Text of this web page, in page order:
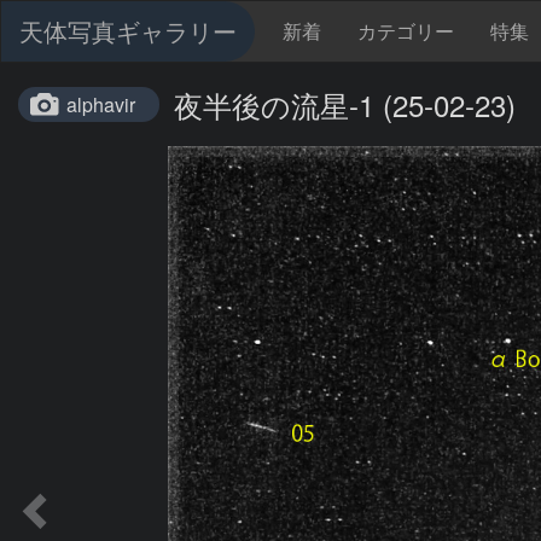
天体写真ギャラリー 新着 カテゴリー 特集
alphavir 夜半後の流星-1 (25-02-23)